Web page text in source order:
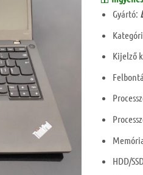
Gyártó:
Kijelző
HDD/